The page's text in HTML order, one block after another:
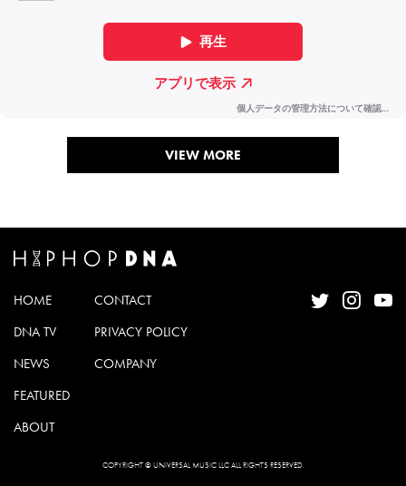
VIEW MORE
HOME
DNA TV
NEWS
FEATURED
ABOUT
CONTACT
PRIVACY POLICY
COMPANY
COPYRIGHT © UNIVERSAL MUSIC LLC ALL RIGHTS RESERVED.